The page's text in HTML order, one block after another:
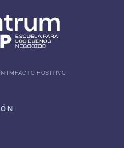
IMPACTO POSITIVO